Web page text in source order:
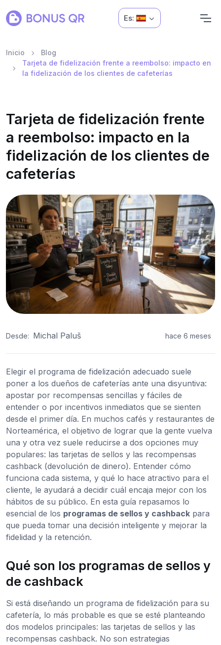
Es:
Inicio
Blog
Tarjeta de fidelización frente a reembolso: impacto en
la fidelización de los clientes de cafeterías
Tarjeta de fidelización frente
a reembolso: impacto en la
fidelización de los clientes de
cafeterías
Desde: Michal Paluš hace 6 meses
Elegir el programa de fidelización adecuado suele
poner a los dueños de cafeterías ante una disyuntiva:
apostar por recompensas sencillas y fáciles de
entender o por incentivos inmediatos que se sienten
desde el primer día. En muchos cafés y restaurantes de
Norteamérica, el objetivo de lograr que la gente vuelva
una y otra vez suele reducirse a dos opciones muy
populares: las tarjetas de sellos y las recompensas
cashback (devolución de dinero). Entender cómo
funciona cada sistema, y qué lo hace atractivo para el
cliente, le ayudará a decidir cuál encaja mejor con los
hábitos de su público. En esta guía repasamos lo
esencial de los programas de sellos y cashback para
que pueda tomar una decisión inteligente y mejorar la
fidelidad y la retención.
Qué son los programas de sellos y
de cashback
Si está diseñando un programa de fidelización para su
cafetería, lo más probable es que se esté planteando
dos modelos principales: las tarjetas de sellos y las
recompensas cashback. No son estrategias